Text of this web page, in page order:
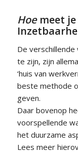
Hoemeet je
De
te zijn, zijn
‘huis van
beste methode
geven.
Daar bovenop
voorspellende
het duurzame
Lees meer